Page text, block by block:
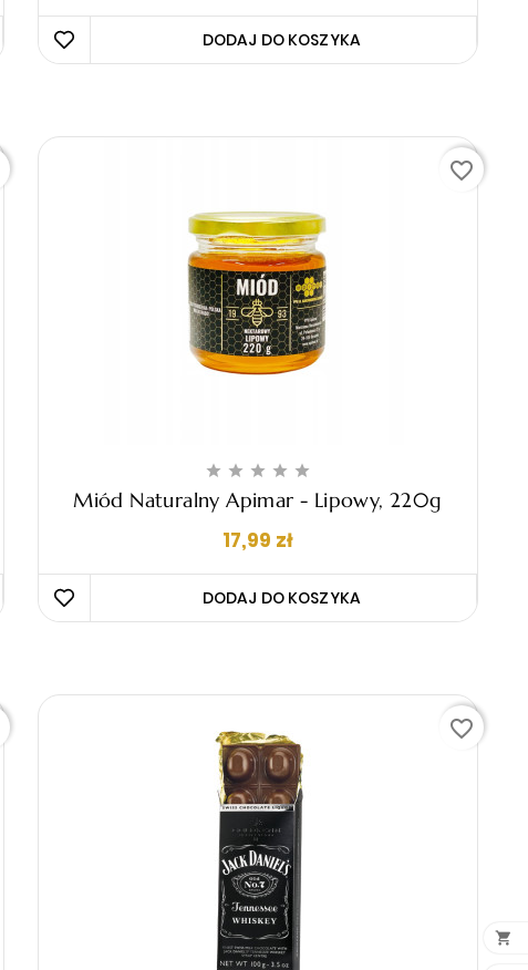
DODAJ DO KOSZYKA
    
Miód Naturalny Apimar - Lipowy, 220g
17,99 złCena
DODAJ DO KOSZYKA
favorite_border
favorite_border
